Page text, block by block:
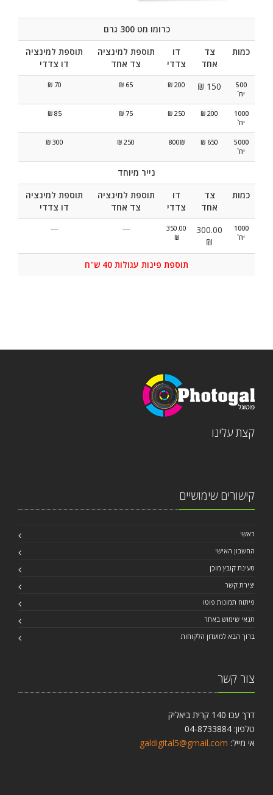
כרומו מט 300 גרם
כמות
צד
אחד
דו
צדדי
תוספת למינציה
צד אחד
תוספת למינציה
דו צדדי
500
יח`
150 ₪
200 ₪
65 ₪
70 ₪
1000
יח`
200 ₪
250 ₪
75 ₪
85 ₪
5000
יח`
650 ₪
800₪
250 ₪
300 ₪
נייר מיוחד
כמות
צד
אחד
דו
צדדי
תוספת למינציה
צד אחד
תוספת למינציה
דו צדדי
1000
יח`
300.00
₪
350.00
₪
----
----
תוספת פינות עגולות 40 ש"ח
קצת עלינו
קישורים שימושיים
ראשי
החשבון האישי
טעינת קובץ מוכן
יצירת קשר
פיתוח תמונות פוטו
תנאי שימוש באתר
ברוך הבא למועדון הלקוחות
צור קשר
דרך עכו 140 קרית ביאליק
טלפון: 04-8733884
אי מייל: galdigital5@gmail.com